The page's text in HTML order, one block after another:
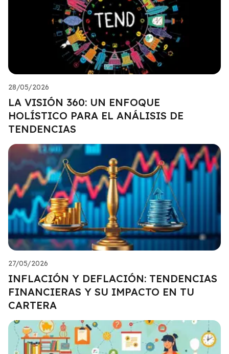
28/05/2026
LA VISIÓN 360: UN ENFOQUE
HOLÍSTICO PARA EL ANÁLISIS DE
TENDENCIAS
27/05/2026
INFLACIÓN Y DEFLACIÓN: TENDENCIAS
FINANCIERAS Y SU IMPACTO EN TU
CARTERA